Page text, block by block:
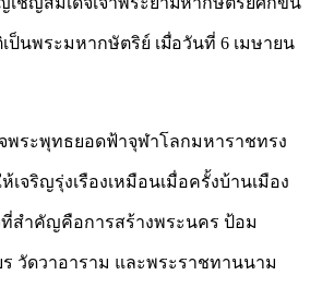
ป็นพระมหากษัตริย์ เมื่อวันที่ 6 เมษายน
ะพุทธยอดฟ้าจุฬาโลกมหาราชทรง
เจริญรุ่งเรืองเหมือนเมื่อครั้งบ้านเมือง
สำคัญคือการสร้างพระนคร ป้อม
วัดวาอาราม และพระราชทานนาม